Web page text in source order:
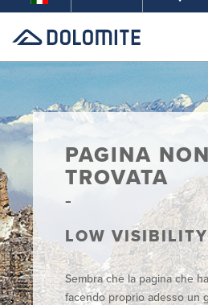
PAGINA NON
TROVATA
LOW
Sembra che la pagina che
facendo proprio adesso un